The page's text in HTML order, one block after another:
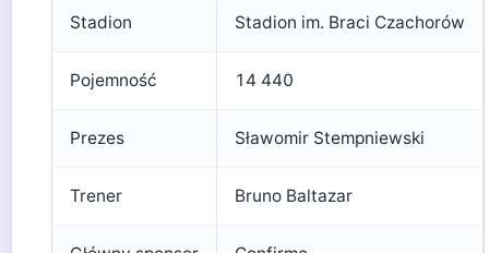
Stadion Stadion im. Braci Czachorów
Pojemność 14 440
Prezes Sławomir Stempniewski
Trener Bruno Baltazar